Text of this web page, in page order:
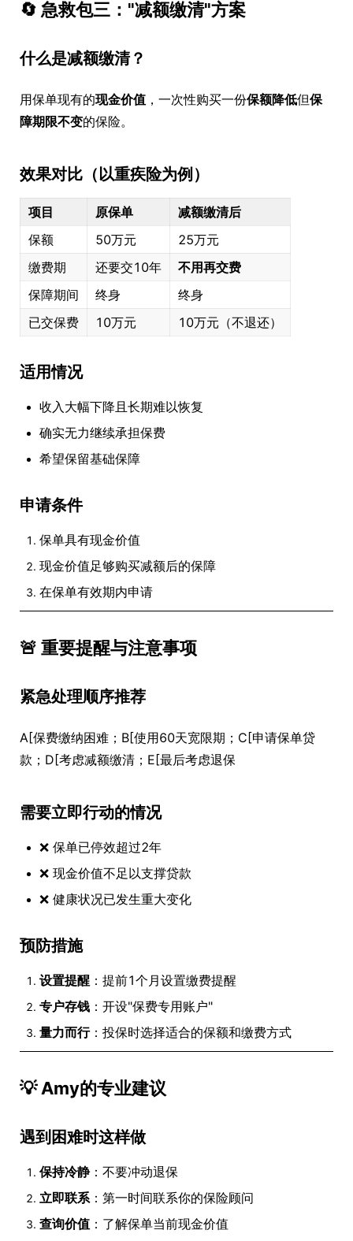
🔄 急救包三："减额缴清"方案
什么是减额缴清？
用保单现有的现金价值 ，一次性购买一份保额降低但保
障期限不变的保险。
效果对比（以重疾险为例）
项目 原保单
减额缴清后
保额
50万元
25万元
缴费期
还要交10年
不用再交费
保障期间
终身
终身
已交保费
10万元 10万元（不退还）
适用情况
收入大幅下降且长期难以恢复
确实无力继续承担保费
希望保留基础保障
申请条件
保单具有现金价值
现金价值足够购买减额后的保障
在保单有效期内申请
🚨 重要提醒与注意事项
紧急处理顺序推荐
A[保费缴纳困难；B[使用60天宽限期；C[申请保单贷
款；D[考虑减额缴清；E[最后考虑退保
需要立即行动的情况
❌ 保单已停效超过2年
❌ 现金价值不足以支撑贷款
❌ 健康状况已发生重大变化
预防措施
设置提醒 ：提前1个月设置缴费提醒
专户存钱 ：开设"保费专用账户"
量力而行：投保时选择适合的保额和缴费方式
💡 Amy的专业建议
遇到困难时这样做
保持冷静：不要冲动退保
立即联系：第一时间联系你的保险顾问
查询价值 ：了解保单当前现金价值